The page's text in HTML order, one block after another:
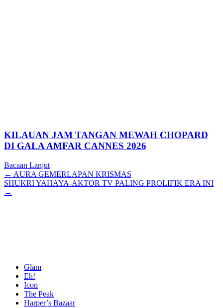
KILAUAN JAM TANGAN MEWAH CHOPARD
DI GALA AMFAR CANNES 2026
Bacaan Lanjut
Posts
navigation
← AURA GEMERLAPAN KRISMAS
SHUKRI YAHAYA-AKTOR TV PALING PROLIFIK ERA INI
→
Glam
Eh!
Icon
The Peak
Harper’s Bazaar